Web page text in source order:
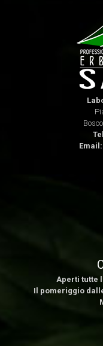
Email:
Aperti tutte
Il pomeriggio